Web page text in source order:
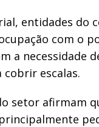
entidades do
com o
a necessidade
escalas.
setor afirmam